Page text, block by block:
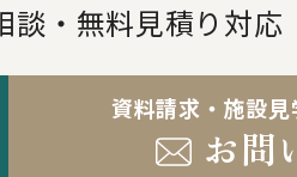
談・無料見積り対応
資料請求・施設
お問